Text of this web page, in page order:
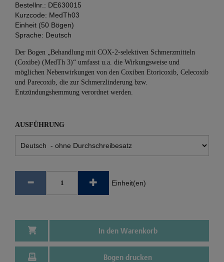
Bestellnr.: DE630015
Kurzcode: MedTh03
Einheit (50 Bögen)
Sprache: Deutsch
Der Bogen „Behandlung mit COX-2-selektiven Schmerzmitteln
(Coxibe) (MedTh 3)“ umfasst u.a. die Wirkungsweise und
möglichen Nebenwirkungen von den Coxiben Etoricoxib, Celecoxib
und Parecoxib, die zur Schmerzlinderung bzw.
Entzündungshemmung verordnet werden.
AUSFÜHRUNG
Einheit(en)
In den Warenkorb
Bogen drucken